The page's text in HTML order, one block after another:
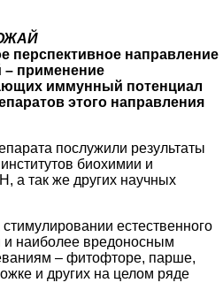
перспективное направление
– применение
иммунный потенциал
этого направления
послужили результаты
биохимии и
а так же других научных
естественного
и наиболее вредоносным
– фитофторе, парше,
и других на целом ряде